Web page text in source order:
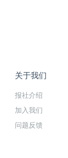
关于我们
报社介绍
加入我们
问题反馈